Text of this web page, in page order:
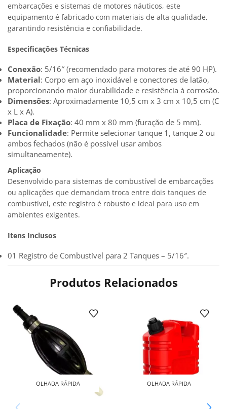
embarcações e sistemas de motores náuticos, este
equipamento é fabricado com materiais de alta qualidade,
garantindo resistência e confiabilidade.
Especificações Técnicas
Conexão: 5/16″ (recomendado para motores de até 90 HP).
Material: Corpo em aço inoxidável e conectores de latão,
proporcionando maior durabilidade e resistência à corrosão.
Dimensões: Aproximadamente 10,5 cm x 3 cm x 10,5 cm (C
x L x A).
Placa de Fixação: 40 mm x 80 mm (furação de 5 mm).
Funcionalidade: Permite selecionar tanque 1, tanque 2 ou
ambos fechados (não é possível usar ambos
simultaneamente).
Aplicação
Desenvolvido para sistemas de combustível de embarcações
ou aplicações que demandam troca entre dois tanques de
combustível, este registro é robusto e ideal para uso em
ambientes exigentes.
Itens Inclusos
01 Registro de Combustível para 2 Tanques – 5/16″.
Produtos Relacionados
OLHADA RÁPIDA OLHADA RÁPIDA